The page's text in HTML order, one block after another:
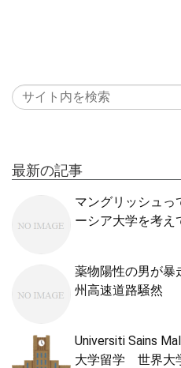
最新の記事
マングリッシュ
ーシア大学を考え
薬物陽性の男が
州高速道路騒然
Universiti Sains
大学留学 世界大